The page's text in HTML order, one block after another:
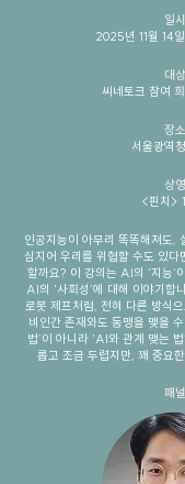
일시
2025년 11월 14
​대상
씨네토크 참여
장소
서울광역
상영
<핀치>
패널
인공지능이 아무리 똑똑해져도,
심지어 우리를 위협할 수도 있
할까요? 이 강의는 AI의 ‘지능’
AI의 ‘사회성’에 대해 이야기합
로봇 제프처럼, 전혀 다른 방식
비인간 존재와도 동맹을 맺을
법’이 아니라 ‘AI와 관계 맺는
롭고 조금 두렵지만, 꽤 중요